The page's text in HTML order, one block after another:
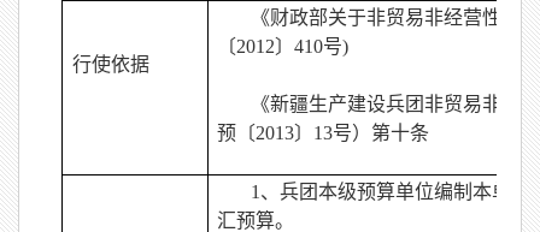
行使依据
《财政部关于非贸易非经营性用
〔2012〕 410号)
《新疆生产建设兵团非贸易非经
预〔2013〕 13号）第十条
1 、兵团本级预算单位编制本单位
汇预算。